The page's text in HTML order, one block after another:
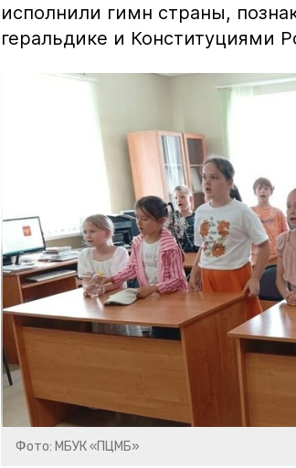
исполнили гимн страны,
геральдике и Конституциями
Фото: МБУК «ПЦМБ»